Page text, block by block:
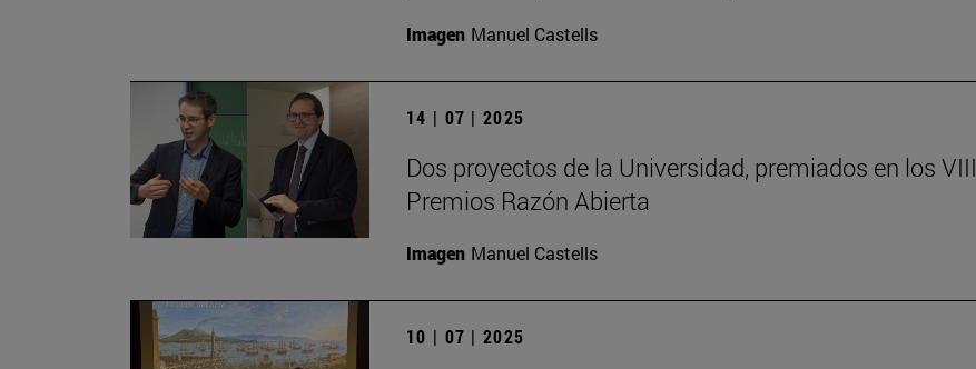
Imagen Manuel Castells
14 | 07 | 2025
Dos proyectos de la Universidad, premiados en los VIII
Premios Razón Abierta
Imagen Manuel Castells
10 | 07 | 2025